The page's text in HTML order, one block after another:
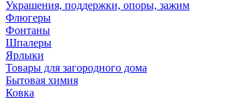
Украшения, поддержки, опоры, зажим
Флюгеры
Фонтаны
Шпалеры
Ярлыки
Товары для загородного дома
Бытовая химия
Ковка